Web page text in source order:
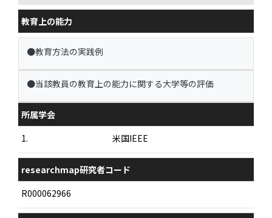
教育上の能力
●教育方法の実践例
●当該教員の教育上の能力に関する大学等の評価
所属学会
1.
米国IEEE
researchmap研究者コード
R000062966